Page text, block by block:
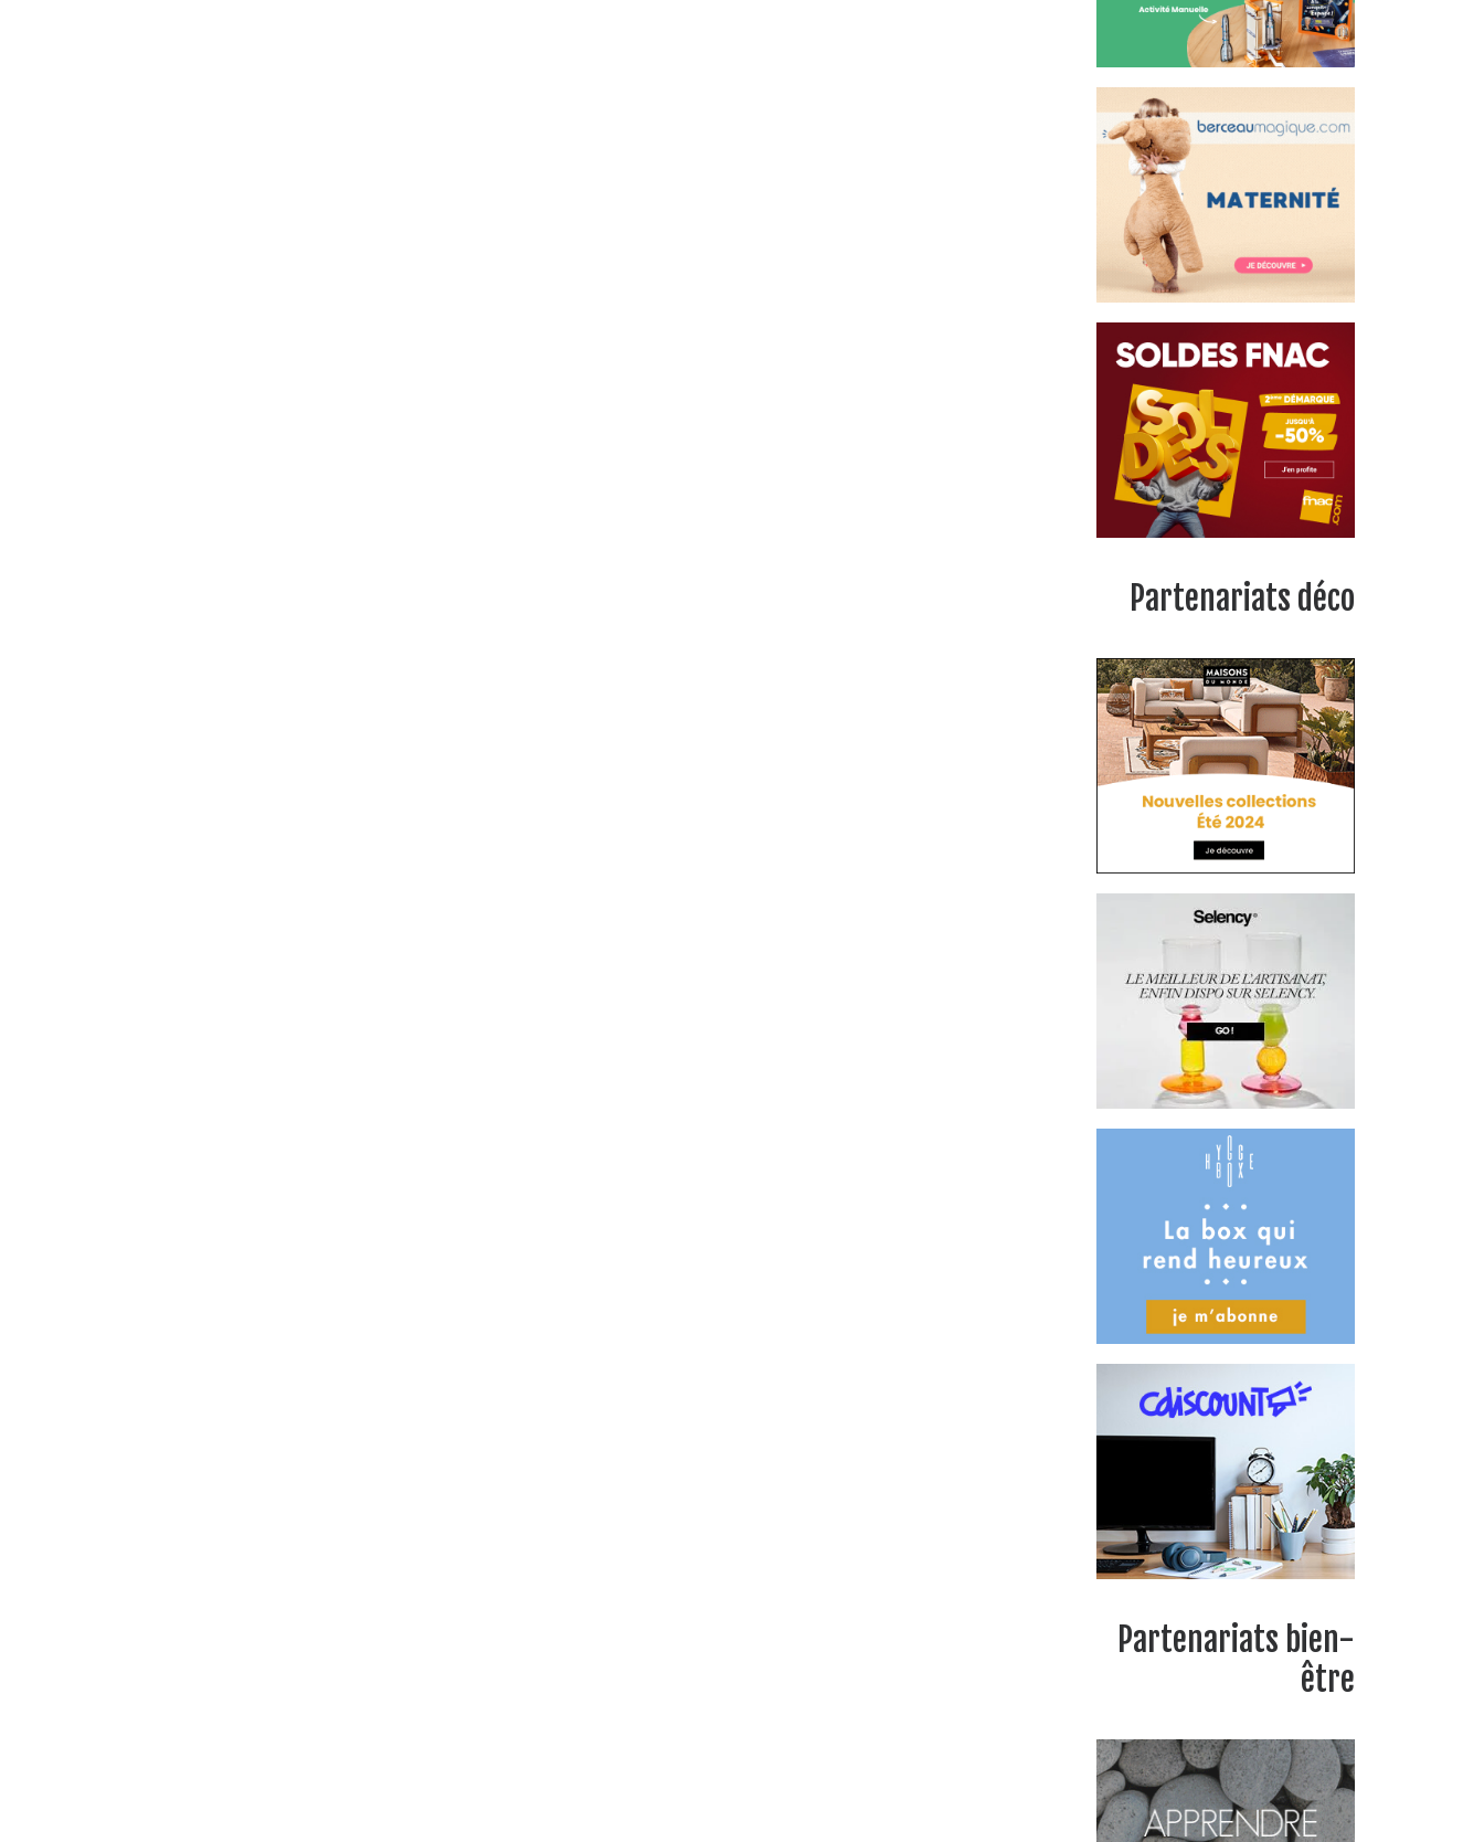
Partenariats déco
Partenariats bien-
être